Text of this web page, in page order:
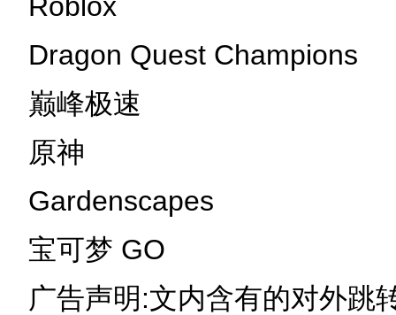
Dragon Quest Champions
巅峰极速
原神
Gardenscapes
宝可梦 GO
广告声明:文内含有的对外跳